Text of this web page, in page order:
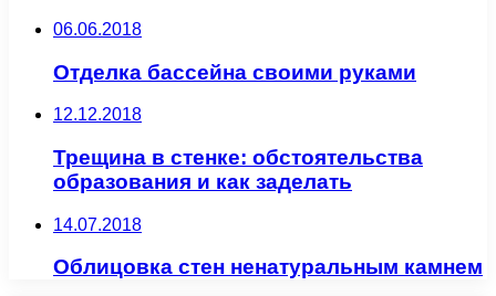
06.06.2018
Отделка бассейна своими руками
12.12.2018
Трещина в стенке: обстоятельства
образования и как заделать
14.07.2018
Облицовка стен ненатуральным камнем